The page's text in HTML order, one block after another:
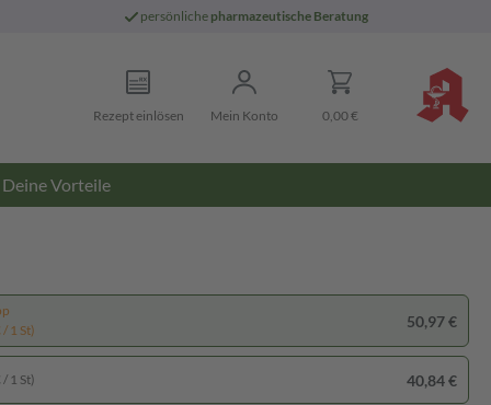
persönliche pharmazeutische Beratung
Rezept einlösen Mein Konto 0,00 €
Deine Vorteile
1 St)
50,97 €
1 St) 40,84 €